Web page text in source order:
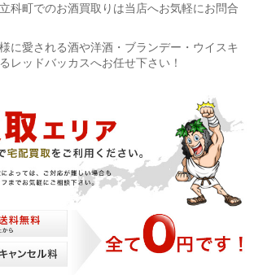
科町でのお酒買取りは当店へお気軽にお問合
に愛される酒や洋酒・ブランデー・ウイスキ
レッドバッカスへお任せ下さい！